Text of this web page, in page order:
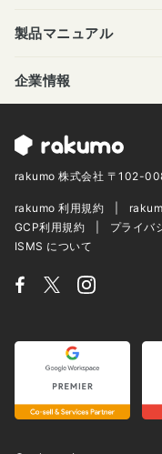
製品マニュアル
企業情報
rakumo 株式会社 〒102-
rakumo 利用規約
GCP利用規約
プライバ
ISMS について